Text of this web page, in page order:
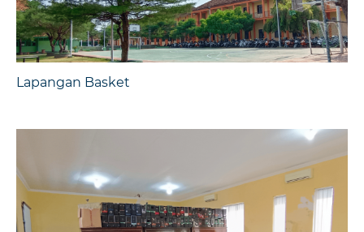
Lapangan Basket